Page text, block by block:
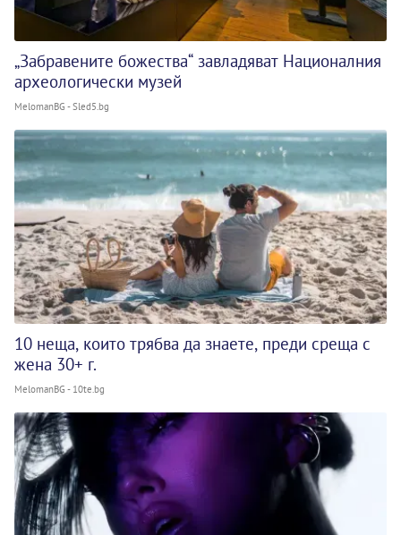
„Забравените божества“ завладяват Националния
археологически музей
MelomanBG - Sled5.bg
10 неща, които трябва да знаете, преди среща с
жена 30+ г.
MelomanBG - 10te.bg